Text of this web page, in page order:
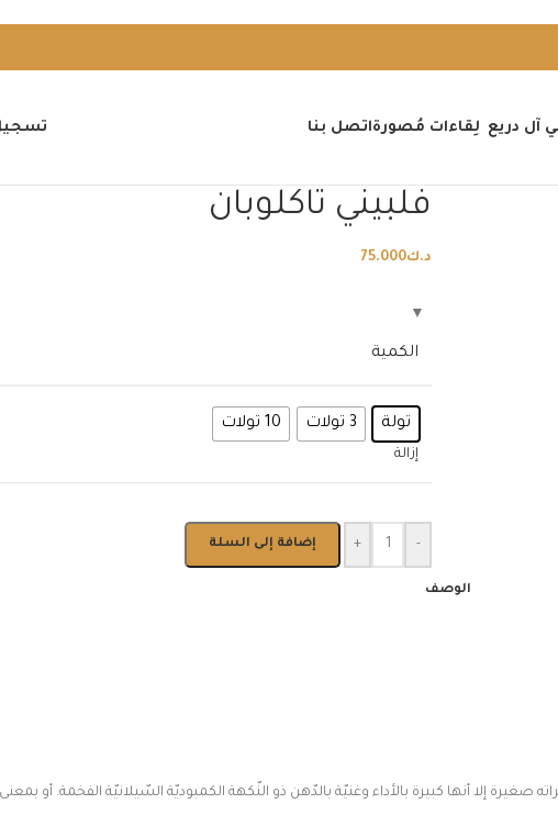
آل دريع لِقاءات مُصورةاتصل بنا
فلبيني تاكلوبان
د.ك75.000
الكمية
تولة 3 تولات 10 تولات
إزالة
-
+ إضافة إلى السلة
الوصف
إلا أنها كبيرة بالأداء وغنيّة بالدّهن ذو النّكهة الكمبوديّة السّيلانيّة الفخمة. أو